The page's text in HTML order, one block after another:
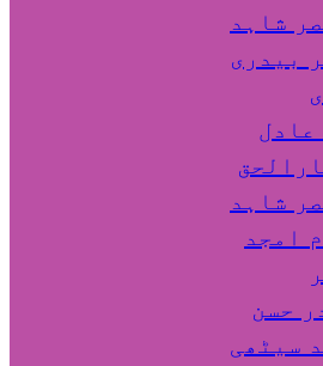
شاہد
بیدری
عادل
شاہد
امجد
حسن
سیٹھی